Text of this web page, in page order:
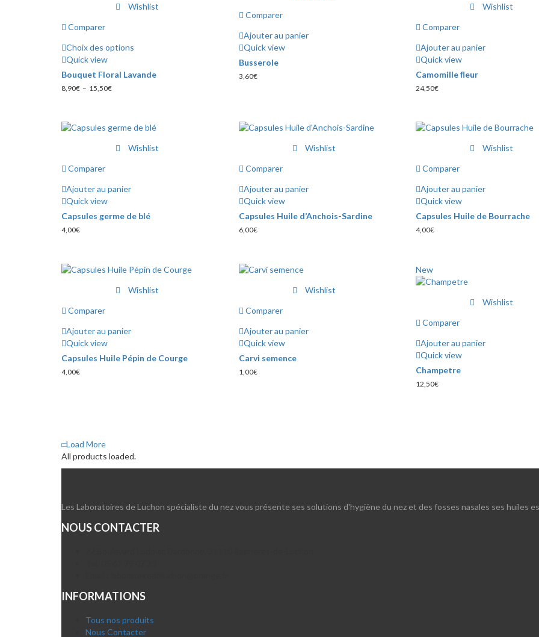
page
produit
page
produit
Wishlist
Comparer
Choix des options
Ce
produit
plusieurs
options
choisies
la
page
du
produit
Quick view
Bouquet Floral Lavande
8,90€ – 15,50€Plage
à
Comparer
Ajouter au panier
Quick view
Busserole
3,60€
Wishlist
Comparer
Ajouter au panier
Quick view
Camomille fleur
24,50€
Wishlist
Comparer
Ajouter au panier
Quick view
Capsules germe de blé
4,00€
Wishlist
Comparer
Ajouter au panier
Quick view
Capsules Huile d’Anchois-Sardine
6,00€
Wishlist
Comparer
Ajouter au panier
Quick view
Capsules Huile de Bourrache
4,00€
Wishlist
Comparer
Ajouter au panier
Quick view
Capsules Huile Pépin de Courge
4,00€
Wishlist
Comparer
Ajouter au panier
Quick view
Carvi semence
1,00€
New
Wishlist
Comparer
Ajouter au panier
Quick view
Champetre
12,50€
Load More
All products loaded.
Les Laboratoires de Luchon spécialiste du nez vous présente ses solutions d'hygiène du nez et des fosses nasales ses huiles
NOUS CONTACTER
INFORMATIONS
Tous nos produits
Nous Contacter